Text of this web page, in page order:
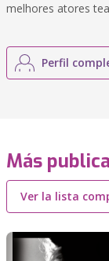
melhores atores
Perfil
Más
Ver la lista